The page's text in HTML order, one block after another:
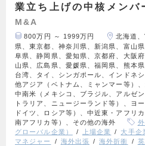
業立ち上げの中核メン
M&A
800万円 ～ 1999万円
北海道
県、東京都、神奈川県、新潟県、富山
阜県、静岡県、愛知県、京都府、大阪
山県、広島県、愛媛県、福岡県、熊本
台湾、タイ、シンガポール、インドネ
他アジア（ベトナム、ミャンマー等）
中南米（メキシコ、ブラジル、アルゼ
トラリア、ニュージーランド等）、ヨ
ドイツ、ロシア等）、中近東・アフリ
南アフリカ等）、その他の海外
グローバル企業）
上場企業 大手企
マネジャー
海外出張 海外折衝